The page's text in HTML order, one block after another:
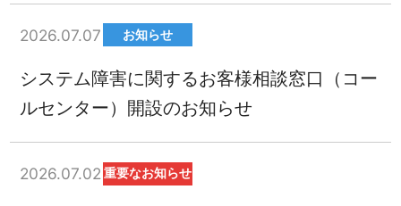
2026.07.07 お知らせ
システム障害に関するお客様相談窓口（コー
ルセンター）開設のお知らせ
2026.07.02 重要なお知らせ